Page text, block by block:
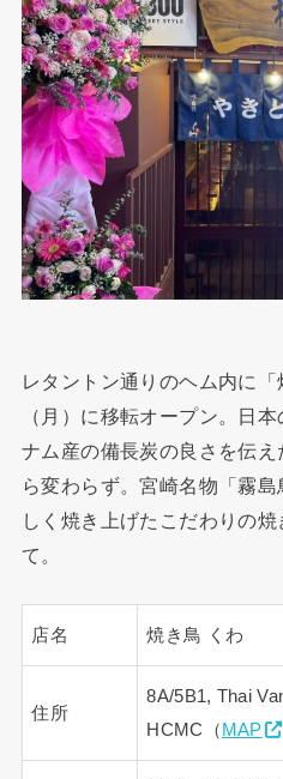
レタントン通りのヘム内に
（月）に移転オープン。日
ナム産の備長炭の良さを伝
ら変わらず。宮崎名物「霧
しく焼き上げたこだわりの
て。
店名 焼き鳥 くわ
住所
8A/5B1, Thai
HCMC（ MAP